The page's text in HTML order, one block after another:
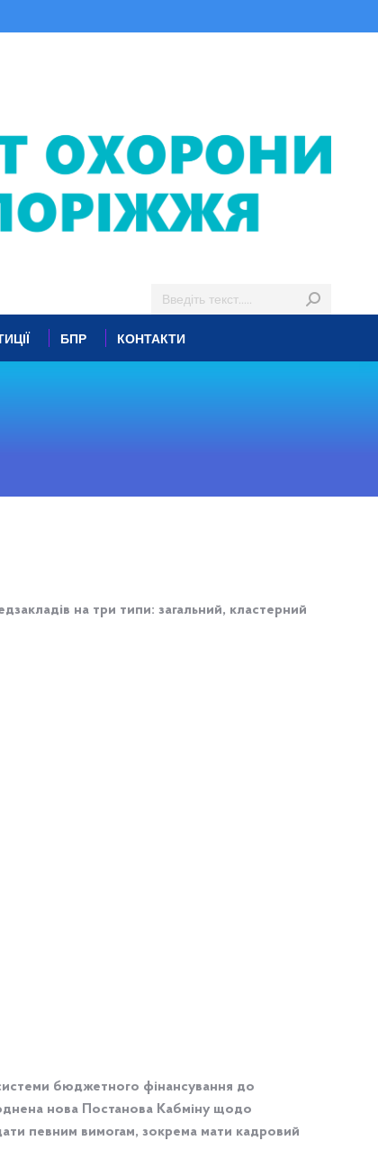
БПР КОНТАКТИ
на три типи: загальний, кластерний
системи бюджетного фінансування до
нова Постанова Кабміну щодо
певним вимогам, зокрема мати кадровий